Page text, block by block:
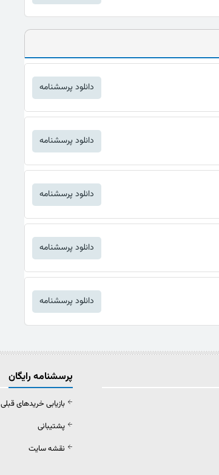
دانلود پرسشنامه
دانلود پرسشنامه
دانلود پرسشنامه
دانلود پرسشنامه
دانلود پرسشنامه
پرسشنامه رایگان
بازیابی خریدهای قبلی
پشتیبانی
نقشه سایت